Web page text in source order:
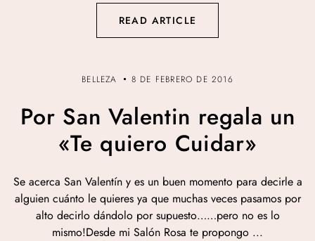
READ ARTICLE
BELLEZA 8 DE FEBRERO DE 2016
Por San Valentin regala un
«Te quiero Cuidar»
Se acerca San Valentín y es un buen momento para decirle a
alguien cuánto le quieres ya que muchas veces pasamos por
alto decirlo dándolo por supuesto……pero no es lo
mismo!Desde mi Salón Rosa te propongo ...